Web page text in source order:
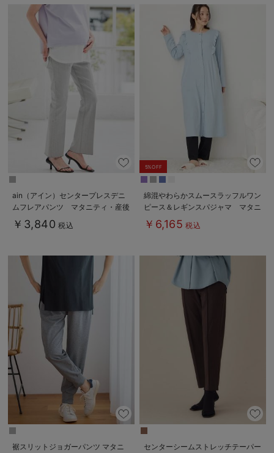
ain（アイン）センタープレスデニ
ムフレアパンツ マタニティ・産後
【出産後も長く使える】
￥3,840 税込
5%OFF
綿混やわらかスムースラッフルワン
ピース＆レギンスパジャマ マタニ
ティ・授乳パジャマ【出産後も長く
使える】
￥6,165 税込
裾スリットジョガーパンツ マタニ
センターシームストレッチテーパー